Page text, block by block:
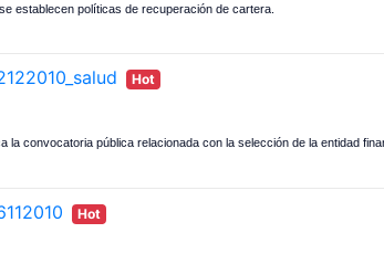
establecen políticas de recuperación de cartera.
Hot
la convocatoria pública relacionada con la selección de la entidad
Hot